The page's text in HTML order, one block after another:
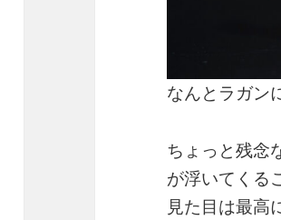
なんとラガン
ちょっと残念
が浮いてくる
見た目は最高